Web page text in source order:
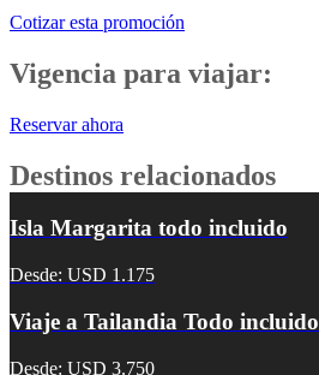
Cotizar esta promoción
Vigencia para viajar:
Reservar ahora
Destinos relacionados
Isla Margarita todo incluido
Desde: USD 1.175
Viaje a Tailandia Todo incluido
Desde: USD 3.750